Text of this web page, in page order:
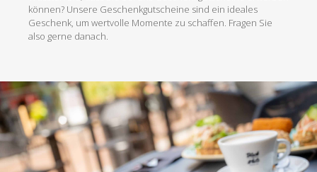
können? Unsere Geschenkgutscheine sind ein ideales
Geschenk, um wertvolle Momente zu schaffen. Fragen Sie
also gerne danach.